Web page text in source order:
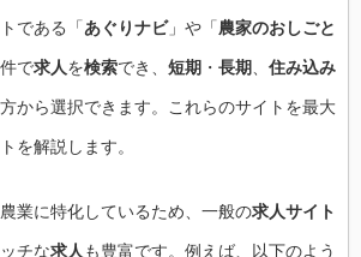
である「あぐりナビ」や「農家のおしごと
で求人を検索でき、 短期 ・ 長期、 住み込み
から選択できます。これらのサイトを最大
を解説します。
業に特化しているため、一般の求人サイト
チな求人も豊富です。例えば、以下のよう